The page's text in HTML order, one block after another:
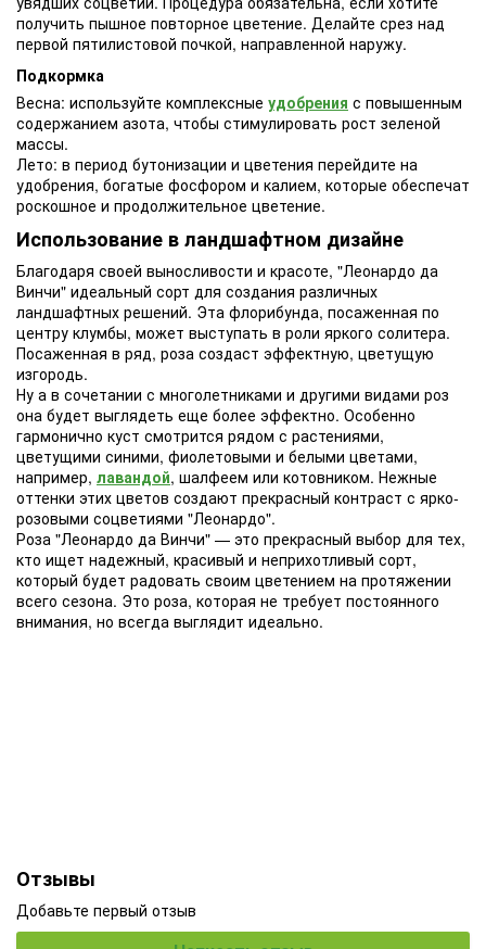
получить пышное повторное цветение. Делайте срез над
первой пятилистовой почкой, направленной наружу.
Подкормка
Весна: используйте комплексные удобрения с повышенным
содержанием азота, чтобы стимулировать рост зеленой
массы.
Лето: в период бутонизации и цветения перейдите на
удобрения, богатые фосфором и калием, которые обеспечат
роскошное и продолжительное цветение.
Использование в ландшафтном дизайне
Благодаря своей выносливости и красоте, "Леонардо да
Винчи" идеальный сорт для создания различных
ландшафтных решений. Эта флорибунда, посаженная по
центру клумбы, может выступать в роли яркого солитера.
Посаженная в ряд, роза создаст эффектную, цветущую
изгородь.
Ну а в сочетании с многолетниками и другими видами роз
она будет выглядеть еще более эффектно. Особенно
гармонично куст смотрится рядом с растениями,
цветущими синими, фиолетовыми и белыми цветами,
например, лавандой, шалфеем или котовником. Нежные
оттенки этих цветов создают прекрасный контраст с ярко-
розовыми соцветиями "Леонардо".
Роза "Леонардо да Винчи" — это прекрасный выбор для тех,
кто ищет надежный, красивый и неприхотливый сорт,
который будет радовать своим цветением на протяжении
всего сезона. Это роза, которая не требует постоянного
внимания, но всегда выглядит идеально.
Отзывы
Добавьте первый отзыв